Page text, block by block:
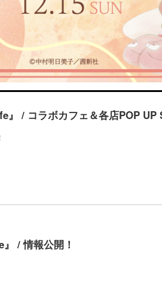
』 / コラボカフェ＆各店POP UP
/ 情報公開！